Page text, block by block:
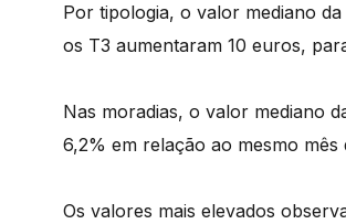
Por tipologia, o valor mediano
os T3 aumentaram 10 euros,
Nas moradias, o valor mediano
6,2% em relação ao mesmo mês
Os valores mais elevados